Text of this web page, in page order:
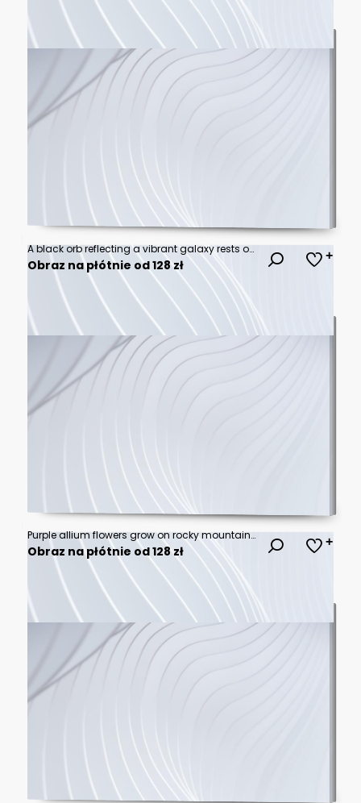
A black orb reflecting a vibrant galaxy rests on rough terrain against a cosmic nebula.
Obraz na płótnie od 128 zł
Purple allium flowers grow on rocky mountain slope overlooking serene lake and distant peaks at sunrise. Rich green trees line water. Peaceful nature scene.
Obraz na płótnie od 128 zł